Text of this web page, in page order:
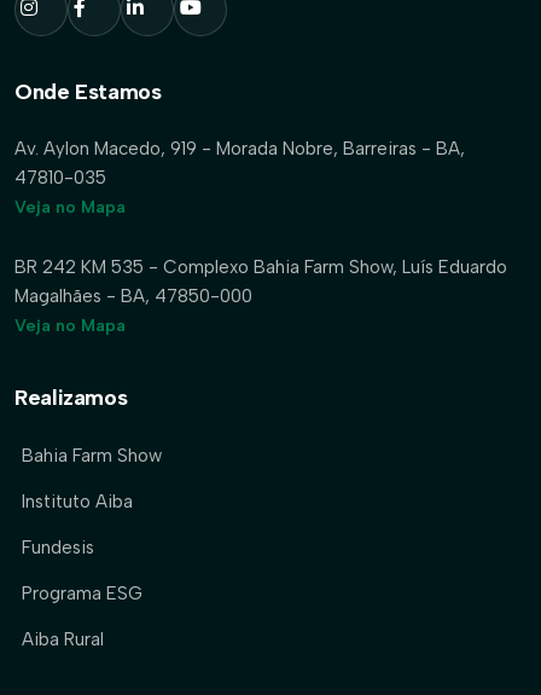
Onde Estamos
Av. Aylon Macedo, 919 - Morada Nobre, Barreiras - BA,
47810-035
Veja no Mapa
BR 242 KM 535 - Complexo Bahia Farm Show, Luís Eduardo
Magalhães - BA, 47850-000
Veja no Mapa
Realizamos
Bahia Farm Show
Instituto Aiba
Fundesis
Programa ESG
Aiba Rural